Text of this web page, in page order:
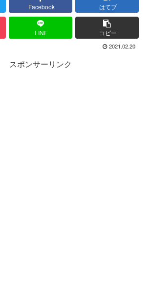
Facebook はてブ
LINE コピー
2021.02.20
スポンサーリンク